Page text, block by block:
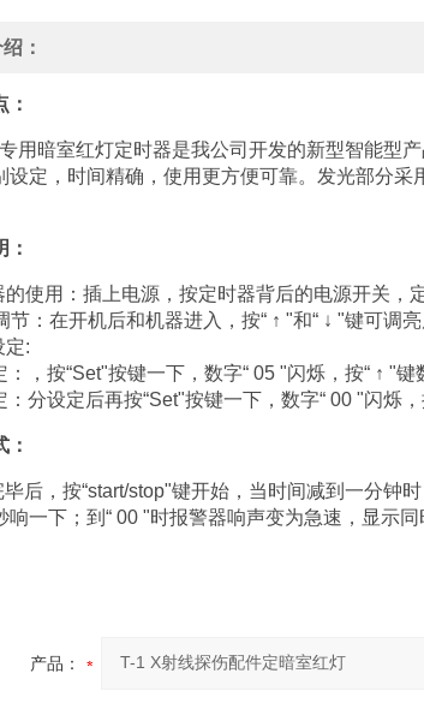
：
：
用暗室红灯定时器是我公司开发的新型智能型
设定，时间精确，使用更方便可靠。发光部分
：
的使用：插上电源，按定时器背后的电源开关，
节：在开机后和机器进入，按“ ↑ "和“ ↓ "键可调亮
定:
：，按“Set"按键一下，数字“ 05 "闪烁，按“ ↑ "
：分设定后再按“Set"按键一下，数字“ 00 "闪烁，
：
后，按“start/stop"键开始，当时间减到一分钟
响一下；到“ 00 "时报警器响声变为急速，显示
产品：